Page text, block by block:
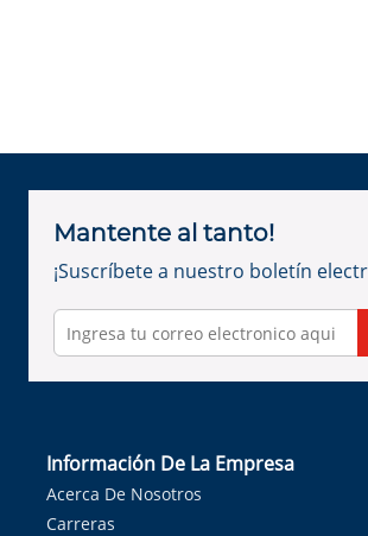
Mantente al tanto!
¡Suscríbete a nuestro boletín
Información De La Empresa
Acerca De Nosotros
Carreras